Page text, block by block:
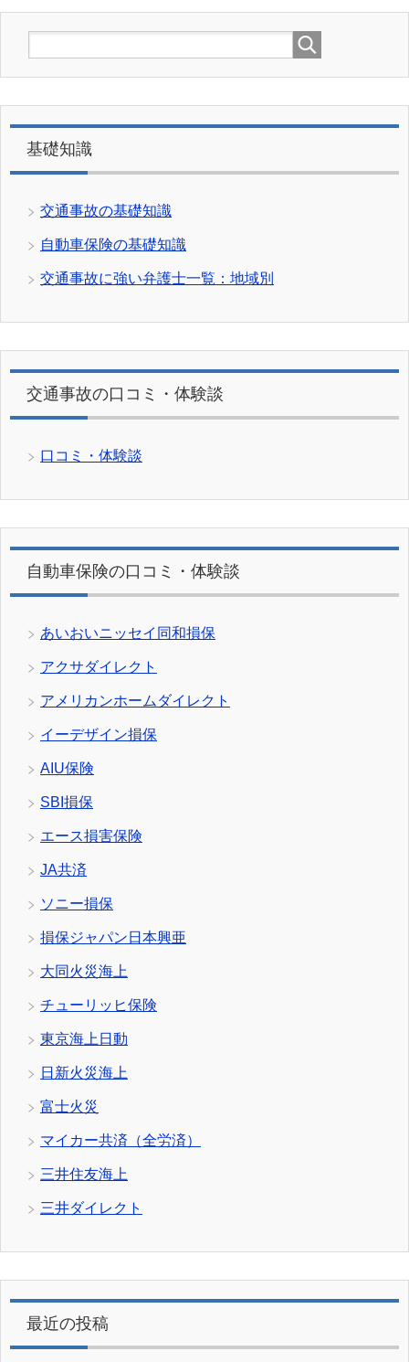
基礎知識
交通事故の基礎知識
自動車保険の基礎知識
交通事故に強い弁護士一覧：地域別
交通事故の口コミ・体験談
口コミ・体験談
自動車保険の口コミ・体験談
あいおいニッセイ同和損保
アクサダイレクト
アメリカンホームダイレクト
イーデザイン損保
AIU保険
SBI損保
エース損害保険
JA共済
ソニー損保
損保ジャパン日本興亜
大同火災海上
チューリッヒ保険
東京海上日動
日新火災海上
富士火災
マイカー共済（全労済）
三井住友海上
三井ダイレクト
最近の投稿